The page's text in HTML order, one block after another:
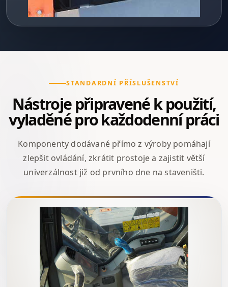
STANDARDNÍ PŘÍSLUŠENSTVÍ
Nástroje připravené k použití,
vyladěné pro každodenní práci
Komponenty dodávané přímo z výroby pomáhají
zlepšit ovládání, zkrátit prostoje a zajistit větší
univerzálnost již od prvního dne na staveništi.